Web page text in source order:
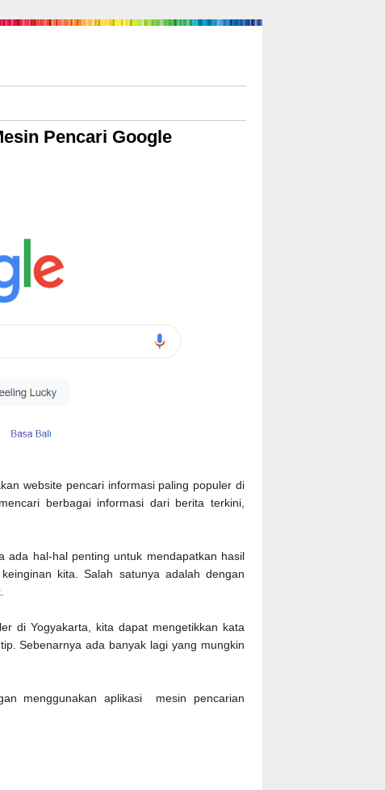
Pencari Google
website pencari informasi paling populer di
berbagai informasi dari berita terkini,
ada hal-hal penting untuk mendapatkan hasil
kita. Salah satunya adalah dengan
di Yogyakarta, kita dapat mengetikkan kata
Sebenarnya ada banyak lagi yang mungkin
menggunakan aplikasi mesin pencarian